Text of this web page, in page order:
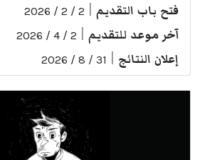
فتح باب التقديم 2 / 2 / 2026
آخر موعد للتقديم 2 / 4 / 2026
إعلان النتائج 31 / 8 / 2026